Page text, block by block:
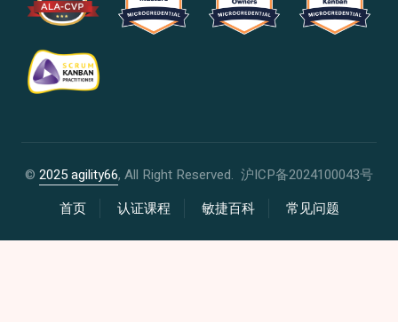
© 2025 agility66, All Right Reserved. 沪ICP备2024100043号
首页
认证课程 敏捷百科 常见问题